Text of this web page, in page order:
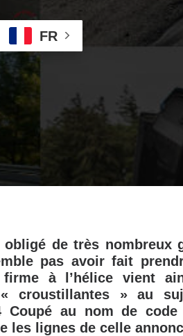
FR
de très nombreux
pas avoir fait
à l’hélice vient
croustillantes » au
au nom de code
les lignes de celle